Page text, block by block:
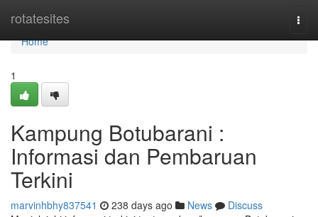
rotatesites
Home
Home
1
Kampung Botubarani :
Informasi dan Pembaruan
Terkini
marvinhbhy837541 238 days ago News
Discuss